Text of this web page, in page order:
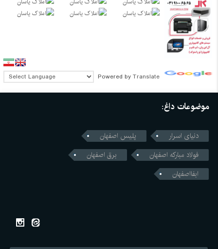
Powered by Translate
موضوعات داغ:
دنیای اسرار
پلیس اصفهان
فولاد مبارکه اصفهان
برق اصفهان
ابفااصفهان